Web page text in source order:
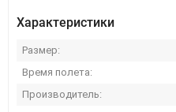
Характеристики
Размер:
Время полета:
Производитель: